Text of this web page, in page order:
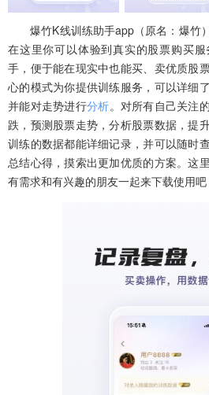
爆竹K线训练助手app（原名：爆竹
在这里你可以体验到真实的股票购买
手，便于能在现实中也能买、卖优质股
心的模式为你提供训练服务，可以详细
并能对走势进行分析。对所有自己关注
跌，预测股票走势，分析股票数据，提
训练的数据都能详细记录，并可以随时
总结心得，摸索出更加优质的方案。这
有需求和有兴趣的朋友一起来下载使用吧